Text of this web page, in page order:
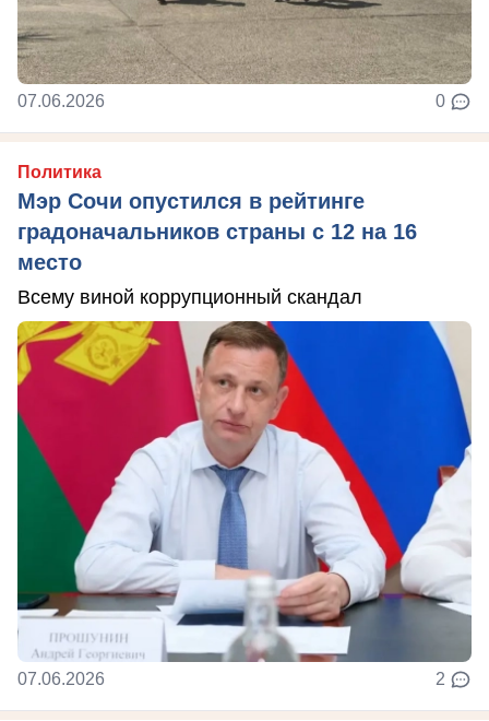
07.06.2026 0
Политика
Мэр Сочи опустился в рейтинге
градоначальников страны с 12 на 16
место
Всему виной коррупционный скандал
07.06.2026 2